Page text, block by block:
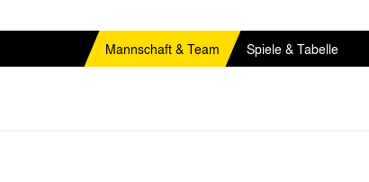
Mannschaft & Team Spiele & Tabelle